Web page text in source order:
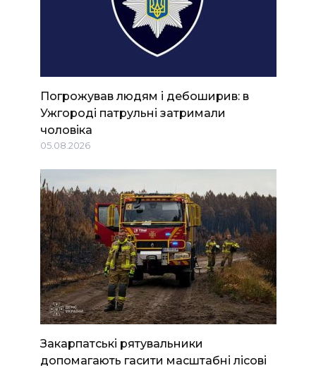
Погрожував людям і дебоширив: в
Ужгороді патрульні затримали
чоловіка
05.08.2026
Закарпатські рятувальники
допомагають гасити масштабні лісові